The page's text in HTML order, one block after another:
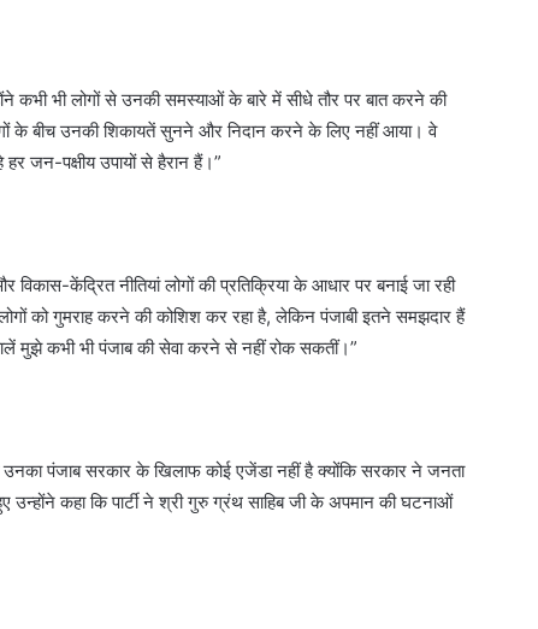
कभी भी लोगों से उनकी समस्याओं के बारे में सीधे तौर पर बात करने की
के बीच उनकी शिकायतें सुनने और निदान करने के लिए नहीं आया। वे
जन-पक्षीय उपायों से हैरान हैं।”
केंद्रित नीतियां लोगों की प्रतिक्रिया के आधार पर बनाई जा रही
को गुमराह करने की कोशिश कर रहा है, लेकिन पंजाबी इतने समझदार हैं
मुझे कभी भी पंजाब की सेवा करने से नहीं रोक सकतीं।”
उनका पंजाब सरकार के खिलाफ कोई एजेंडा नहीं है क्योंकि सरकार ने जनता
कहा कि पार्टी ने श्री गुरु ग्रंथ साहिब जी के अपमान की घटनाओं
मान सरकार द्वारा भाखड़ा बांध संबंधी फैलाई
जा रही अफ़वाहें सिरे से खारिज़, बांध पूरी तरह
सुरक्षित: बरिंदर कुमार गोयल*